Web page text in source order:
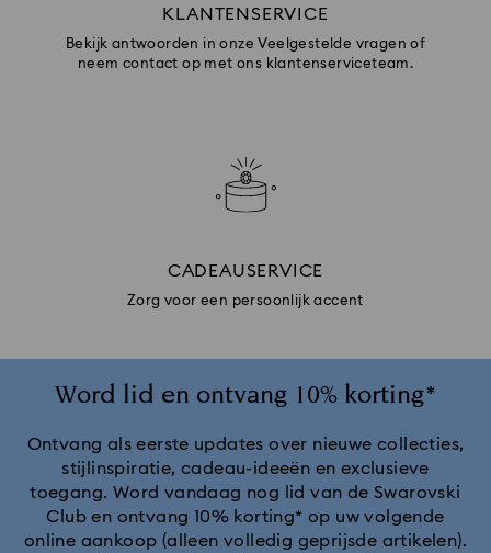
KLANTENSERVICE
Bekijk antwoorden in onze Veelgestelde vragen of
neem contact op met ons klantenserviceteam.
CADEAUSERVICE
Zorg voor een persoonlijk accent
Word lid en ontvang 10% korting*
Ontvang als eerste updates over nieuwe collecties,
stijlinspiratie, cadeau-ideeën en exclusieve
toegang. Word vandaag nog lid van de Swarovski
Club en ontvang 10% korting* op uw volgende
online aankoop (alleen volledig geprijsde artikelen).